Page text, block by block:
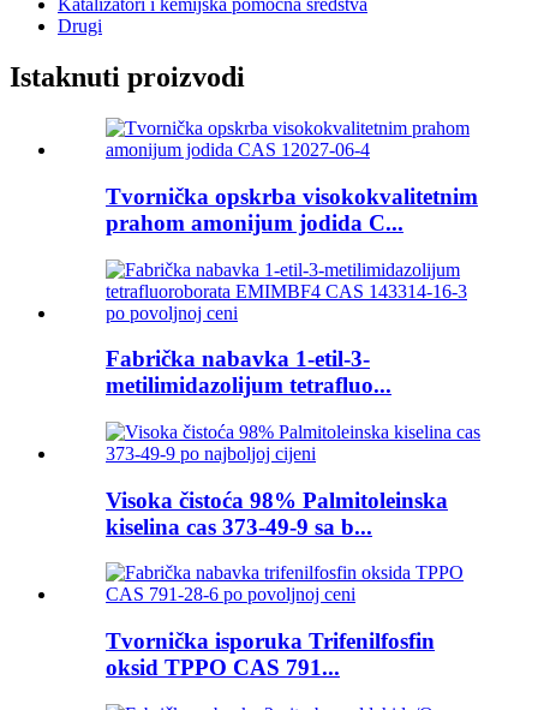
Katalizatori i kemijska pomoćna sredstva
Drugi
Istaknuti proizvodi
Tvornička opskrba visokokvalitetnim
prahom amonijum jodida C...
Fabrička nabavka 1-etil-3-
metilimidazolijum tetrafluo...
Visoka čistoća 98% Palmitoleinska
kiselina cas 373-49-9 sa b...
Tvornička isporuka Trifenilfosfin
oksid TPPO CAS 791...